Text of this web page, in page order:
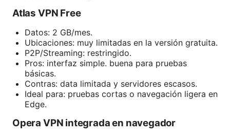
Atlas VPN Free
Datos: 2 GB/mes.
Ubicaciones: muy limitadas en la versión gratuita.
P2P/Streaming: restringido.
Pros: interfaz simple. buena para pruebas
básicas.
Contras: data limitada y servidores escasos.
Ideal para: pruebas cortas o navegación ligera en
Edge.
Opera VPN integrada en navegador